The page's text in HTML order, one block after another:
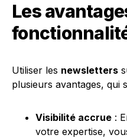
Les
Utiliser les newsletters
plusieurs avantages, qui
Visibilité accrue :
votre expertise,